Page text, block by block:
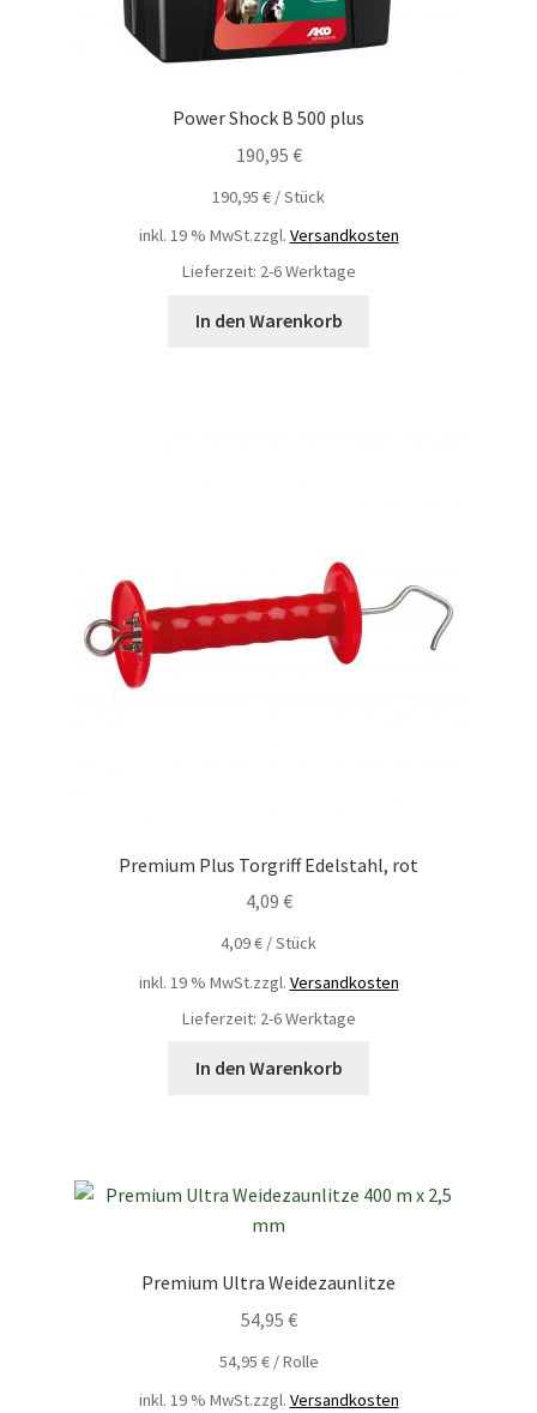
Power Shock B 500 plus
190,95 €
190,95 € /Stück
inkl. 19 % MwSt.zzgl. Versandkosten
Lieferzeit: 2-6 Werktage
In den Warenkorb
Premium Plus Torgriff Edelstahl, rot
4,09 €
4,09€ /Stück
inkl. 19 % MwSt.zzgl. Versandkosten
Lieferzeit: 2-6 Werktage
In den Warenkorb
Premium Ultra Weidezaunlitze
54,95 €
54,95 €/Rolle
inkl. 19 % MwSt.zzgl. Versandkosten